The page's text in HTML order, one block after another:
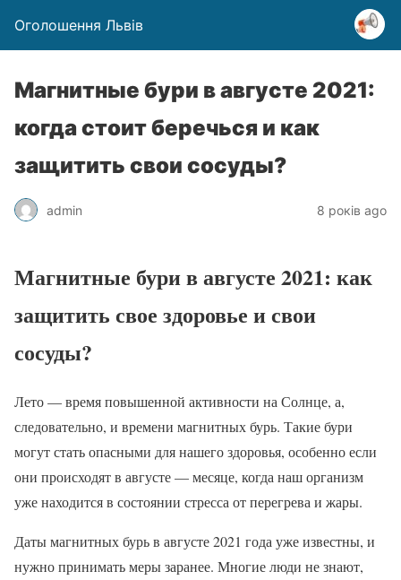
Оголошення Львів
Магнитные бури в августе 2021:
когда стоит беречься и как
защитить свои сосуды?
admin 8 років ago
Магнитные бури в августе 2021: как
защитить свое здоровье и свои
сосуды?
Лето — время повышенной активности на Солнце, а,
следовательно, и времени магнитных бурь. Такие бури
могут стать опасными для нашего здоровья, особенно если
они происходят в августе — месяце, когда наш организм
уже находится в состоянии стресса от перегрева и жары.
Даты магнитных бурь в августе 2021 года уже известны, и
нужно принимать меры заранее. Многие люди не знают,